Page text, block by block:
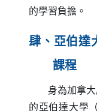
的學習負擔。
肆、亞伯達
課程
身為加拿大
的亞伯達大學